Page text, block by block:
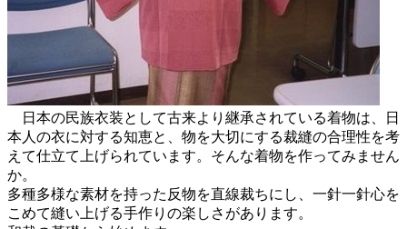
日本の民族衣装として古来より継承されている着物は、日
本人の衣に対する知恵と、物を大切にする裁縫の合理性を考
えて仕立て上げられています。そんな着物を作ってみません
か。
多種多様な素材を持った反物を直線裁ちにし、一針一針心を
こめて縫い上げる手作りの楽しさがあります。